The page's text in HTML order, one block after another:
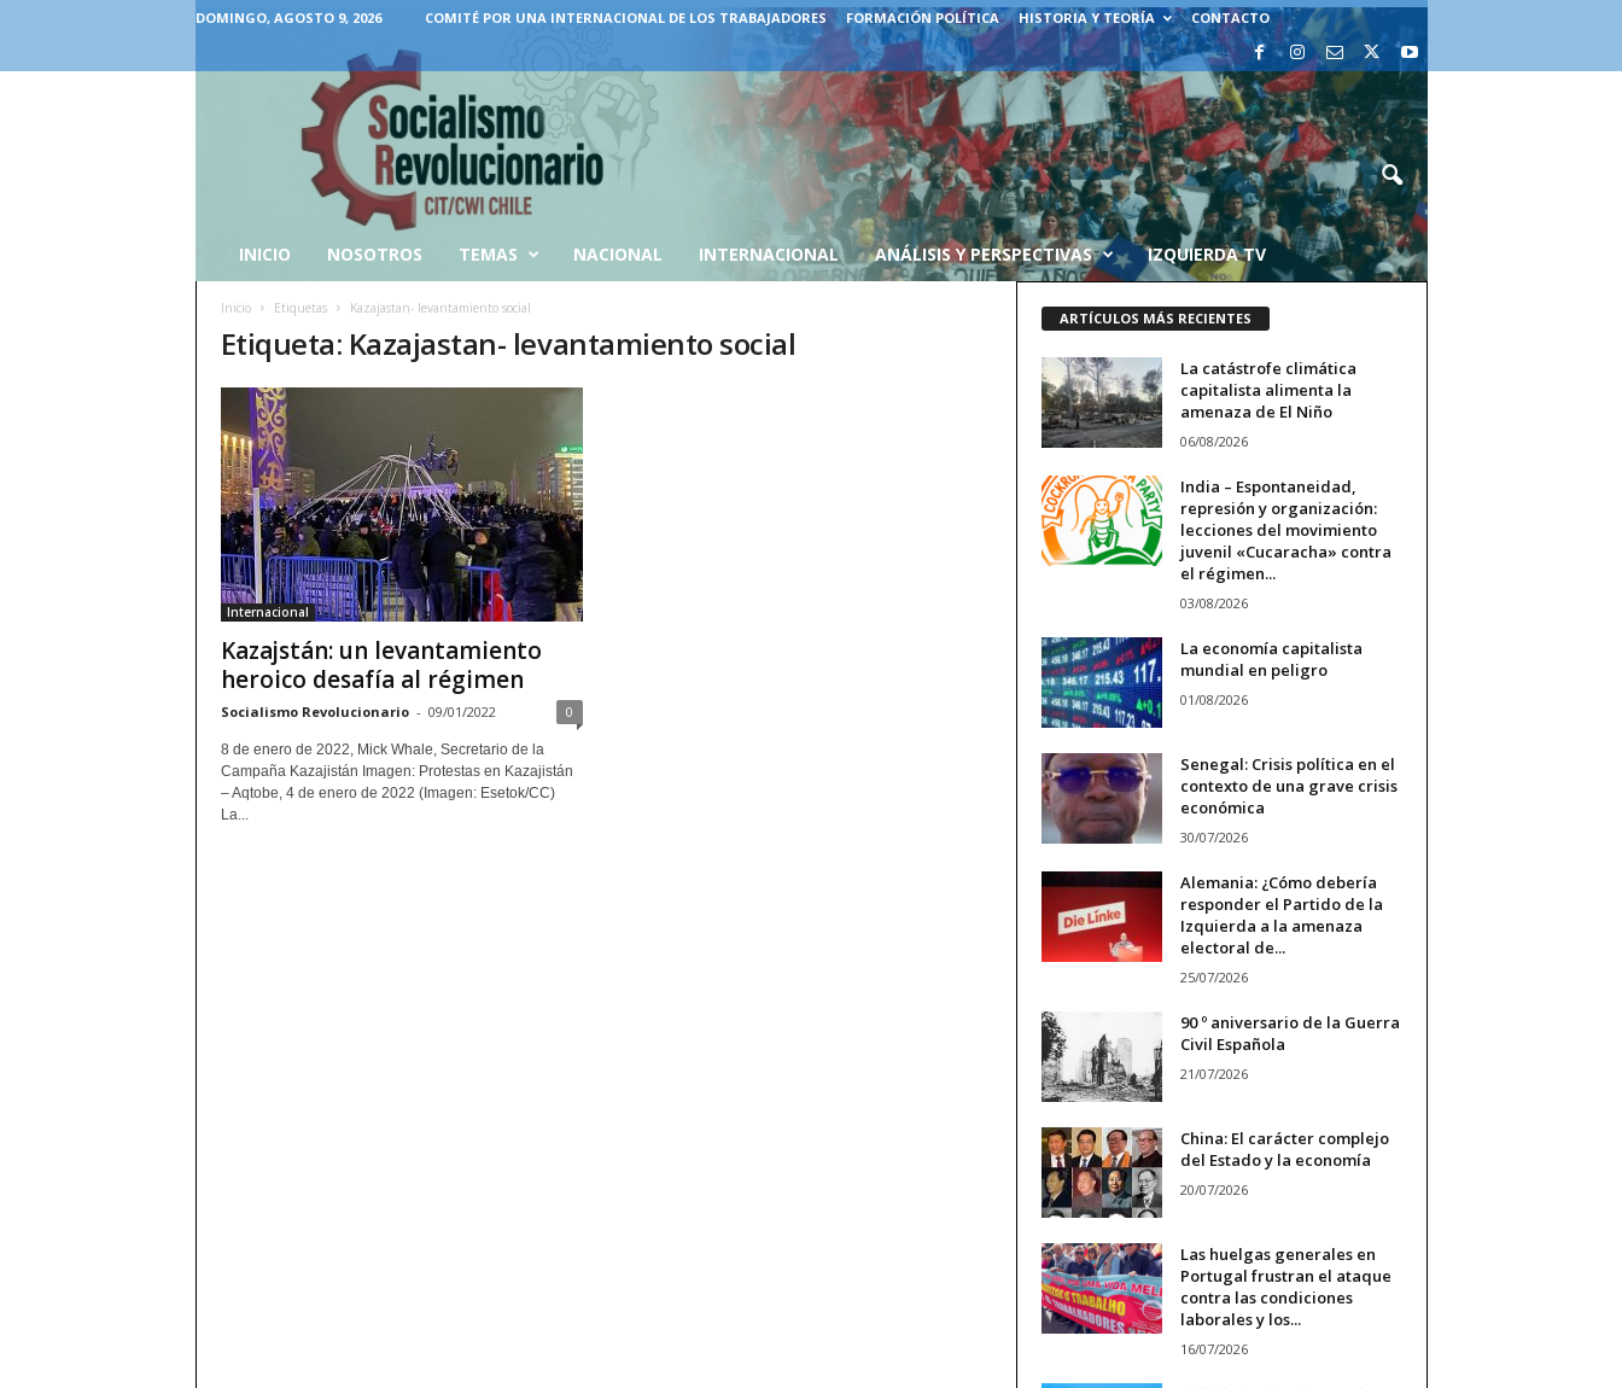
DOMINGO, AGOSTO 9, 2026 COMITÉ POR UNA INTERNACIONAL DE LOS TRABAJADORES FORMACIÓN POLÍTICA HISTORIA Y TEORÍA CONTACTO
INICIO NOSOTROS TEMAS NACIONAL INTERNACIONAL ANÁLISIS Y PERSPECTIVAS IZQUIERDA TV
Inicio Etiquetas Kazajastan- levantamiento social
Etiqueta: Kazajastan- levantamiento social
Internacional
Kazajstán: un levantamiento
heroico desafía al régimen
Socialismo Revolucionario - 09/01/2022 0
8 de enero de 2022, Mick Whale, Secretario de la
Campaña Kazajistán Imagen: Protestas en Kazajistán
– Aqtobe, 4 de enero de 2022 (Imagen: Esetok/CC)
La...
ARTÍCULOS MÁS RECIENTES
La catástrofe climática
capitalista alimenta la
amenaza de El Niño
06/08/2026
India – Espontaneidad,
represión y organización:
lecciones del movimiento
juvenil «Cucaracha» contra
el régimen...
03/08/2026
La economía capitalista
mundial en peligro
01/08/2026
Senegal: Crisis política en el
contexto de una grave crisis
económica
30/07/2026
Alemania: ¿Cómo debería
responder el Partido de la
Izquierda a la amenaza
electoral de...
25/07/2026
90 º aniversario de la Guerra
Civil Española
21/07/2026
China: El carácter complejo
del Estado y la economía
20/07/2026
Las huelgas generales en
Portugal frustran el ataque
contra las condiciones
laborales y los...
16/07/2026